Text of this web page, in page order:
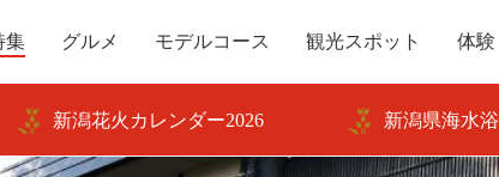
集 グルメ モデルコース 観光スポット 体験
新潟花火カレンダー2026 新潟県海水